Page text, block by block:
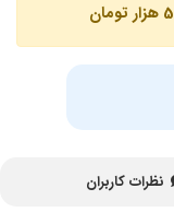
نظرات کاربران